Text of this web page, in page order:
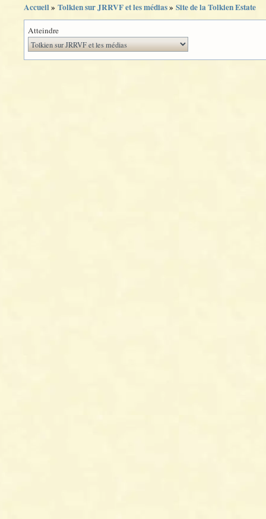
Accueil» Tolkien sur JRRVF et les médias» Site de la Tolkien Estate
Atteindre